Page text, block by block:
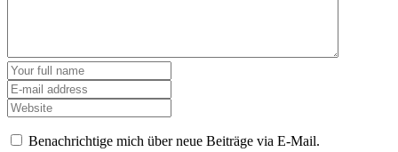
Benachrichtige mich über neue Beiträge via E-Mail.